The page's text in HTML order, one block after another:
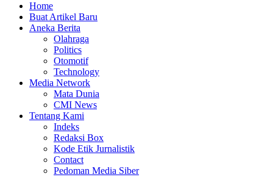
Home
Buat Artikel Baru
Aneka Berita
Olahraga
Politics
Otomotif
Technology
Media Network
Mata Dunia
CMI News
Tentang Kami
Indeks
Redaksi Box
Kode Etik Jurnalistik
Contact
Pedoman Media Siber